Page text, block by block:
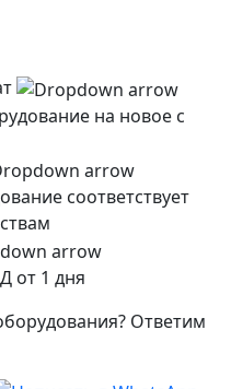
на новое с
соответствует
от 1 дня
Ответим